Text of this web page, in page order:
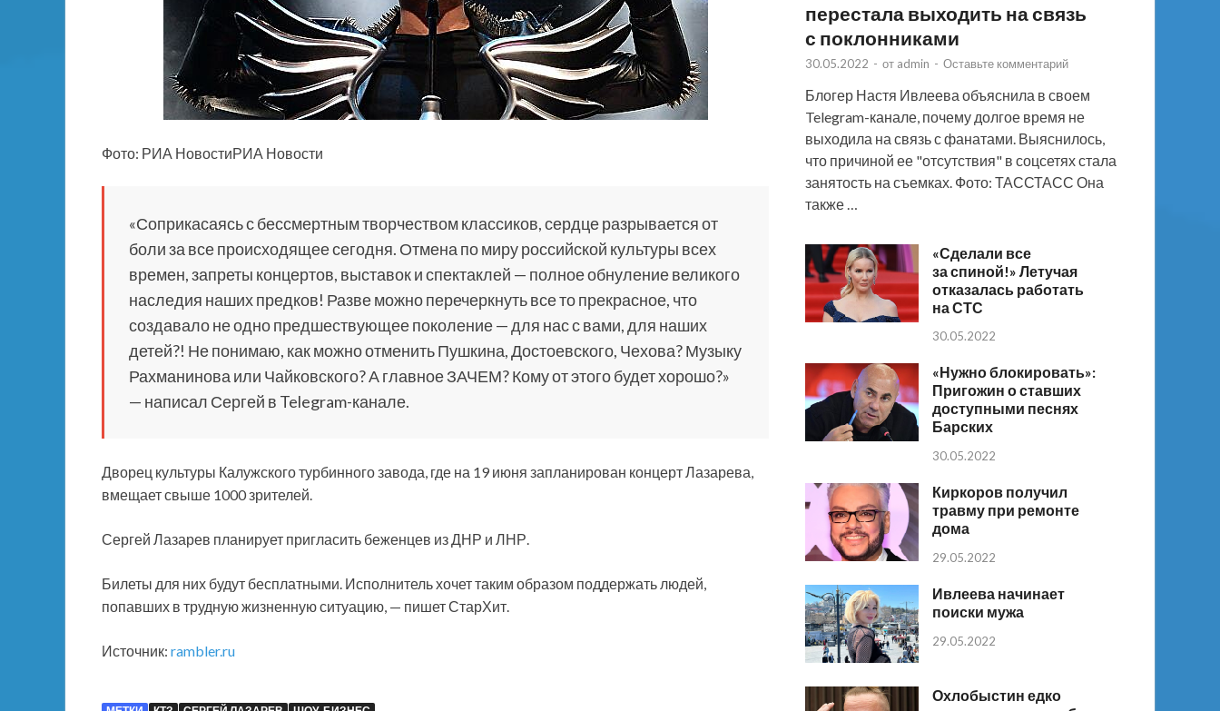
Фото: РИА НовостиРИА Новости
«Соприкасаясь с бессмертным творчеством классиков, сердце разрывается от
боли за все происходящее сегодня. Отмена по миру российской культуры всех
времен, запреты концертов, выставок и спектаклей — полное обнуление великого
наследия наших предков! Разве можно перечеркнуть все то прекрасное, что
создавало не одно предшествующее поколение — для нас с вами, для наших
детей?! Не понимаю, как можно отменить Пушкина, Достоевского, Чехова? Музыку
Рахманинова или Чайковского? А главное ЗАЧЕМ? Кому от этого будет хорошо?»
— написал Сергей в Telegram-канале.
Дворец культуры Калужского турбинного завода, где на 19 июня запланирован концерт Лазарева,
вмещает свыше 1000 зрителей.
Сергей Лазарев планирует пригласить беженцев из ДНР и ЛНР.
Билеты для них будут бесплатными. Исполнитель хочет таким образом поддержать людей,
попавших в трудную жизненную ситуацию, — пишет СтарХит.
Источник: rambler.ru
перестала выходить на связь
с поклонниками
30.05.2022 - от admin - Оставьте комментарий
Блогер Настя Ивлеева объяснила в своем
Telegram-канале, почему долгое время не
выходила на связь с фанатами. Выяснилось,
что причиной ее "отсутствия" в соцсетях стала
занятость на съемках. Фото: ТАССТАСС Она
также …
«Сделали все
за спиной!» Летучая
отказалась работать
на СТС
30.05.2022
«Нужно блокировать»:
Пригожин о ставших
доступными песнях
Барских
30.05.2022
Киркоров получил
травму при ремонте
дома
29.05.2022
Ивлеева начинает
поиски мужа
29.05.2022
Охлобыстин едко